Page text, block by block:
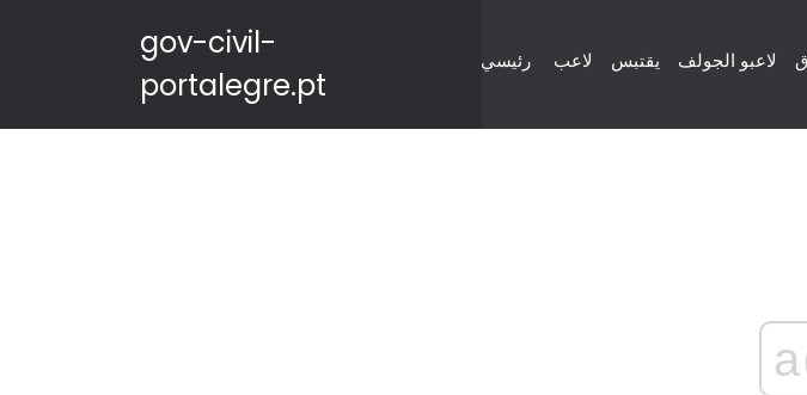
gov-civil-
portalegre.pt
رئيسي لاعب يقتبس لاعبو الجولف